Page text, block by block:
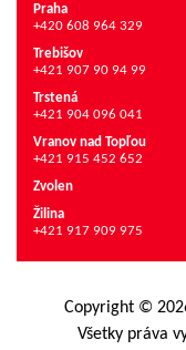
Praha
+420 608 964 329
Trebišov
+421 907 90 94 99
Trstená
+421 904 096 041
Vranov nad Topľou
+421 915 452 652
Zvolen
Žilina
+421 917 909 975
Copyright ©
Všetky práva